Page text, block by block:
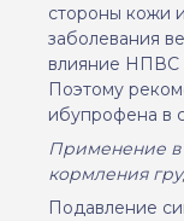
стороны кожи
заболевания
влияние НПВС
Поэтому
ибупрофена в
Применение
кормления
Подавление